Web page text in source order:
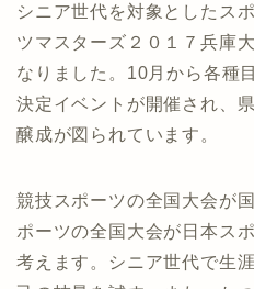
シニア世代を対象としたス
ツマスターズ２０１７兵庫
なりました。10月から各種
決定イベントが開催され、
醸成が図られています。
競技スポーツの全国大会が
ポーツの全国大会が日本ス
考えます。シニア世代で生